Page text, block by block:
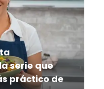
serie que
práctico de